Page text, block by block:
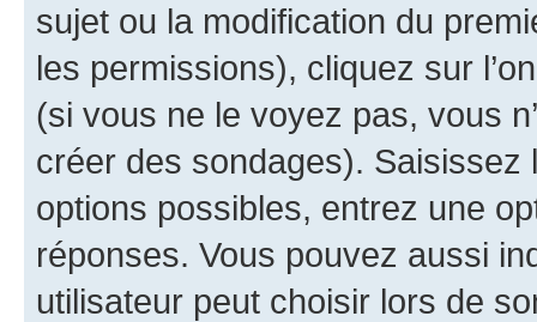
sujet ou la modification du
les permissions), cliquez sur
(si vous ne le voyez pas, vous
créer des sondages).
options possibles, entrez une
réponses. Vous pouvez aussi
utilisateur peut choisir lors de